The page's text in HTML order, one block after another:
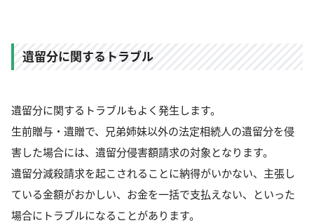
遺留分に関するトラブル
遺留分に関するトラブルもよく発生します。
生前贈与・遺贈で、兄弟姉妹以外の法定相続人の遺留分を侵
害した場合には、遺留分侵害額請求の対象となります。
遺留分減殺請求を起こされることに納得がいかない、主張し
ている金額がおかしい、お金を一括で支払えない、といった
場合にトラブルになることがあります。